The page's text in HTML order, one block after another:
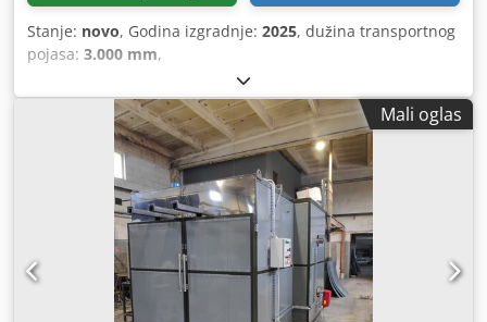
Stanje: novo, Godina izgradnje: 2025, dužina transportnog
pojasa: 3.000 mm,
Mali oglas